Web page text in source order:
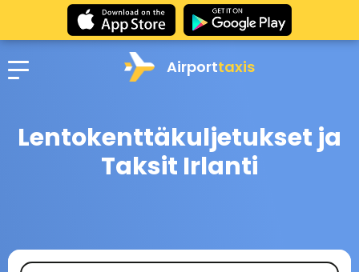
Airporttaxis
Lentokenttäkuljetukset ja
Taksit Irlanti